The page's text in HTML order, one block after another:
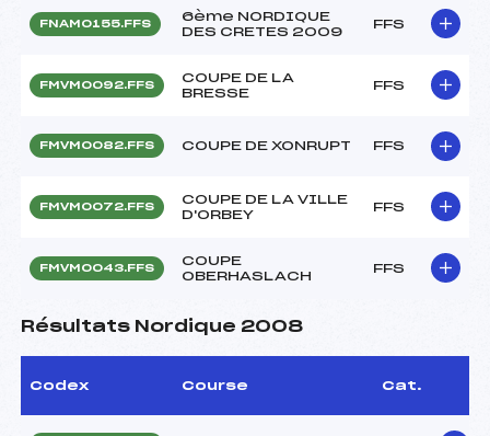
FNAM0155.FFS
6ème NORDIQUE
DES CRETES 2009
FFS
FMVM0092.FFS
COUPE DE LA
BRESSE
FFS
FMVM0082.FFS COUPE DE XONRUPT FFS
FMVM0072.FFS
COUPE DE LA VILLE
D'ORBEY
FFS
FMVM0043.FFS
COUPE
OBERHASLACH
FFS
Résultats Nordique 2008
Codex Course Cat.